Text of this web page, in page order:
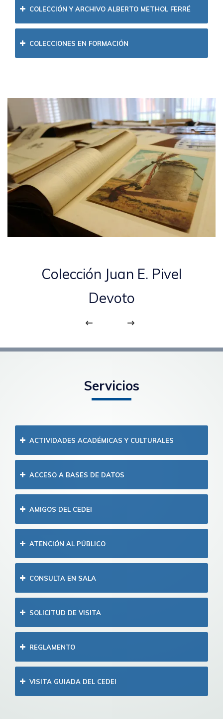
COLECCIÓN Y ARCHIVO ALBERTO METHOL FERRÉ
COLECCIONES EN FORMACIÓN
Jorge Peirano Facio
Servicios
ACTIVIDADES ACADÉMICAS Y CULTURALES
ACCESO A BASES DE DATOS
AMIGOS DEL CEDEI
ATENCIÓN AL PÚBLICO
CONSULTA EN SALA
SOLICITUD DE VISITA
REGLAMENTO
VISITA GUIADA DEL CEDEI